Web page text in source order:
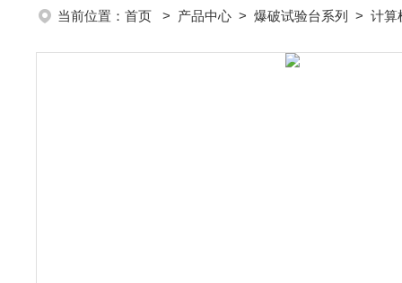
当前位置： 首页 > 产品中心 > 爆破试验台系列 > 计算